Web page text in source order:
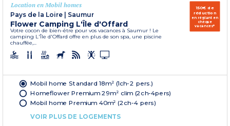
Location en Mobil homes
Pays de la Loire | Saumur
Flower Camping L'Île d'Offard
Votre cocon de bien-être pour vos vacances à Saumur ! Le
camping L'Île d'Offard offre en plus de son spa, une piscine
chauffée,...
150€ de
réduction
en réglant en
chèque
vacances*
Mobil home Standard 18m² (1ch-2 pers.)
Homeflower Premium 29m² clim (2ch-4pers)
Mobil home Premium 40m² (2ch-4 pers)
VOIR PLUS DE LOGEMENTS